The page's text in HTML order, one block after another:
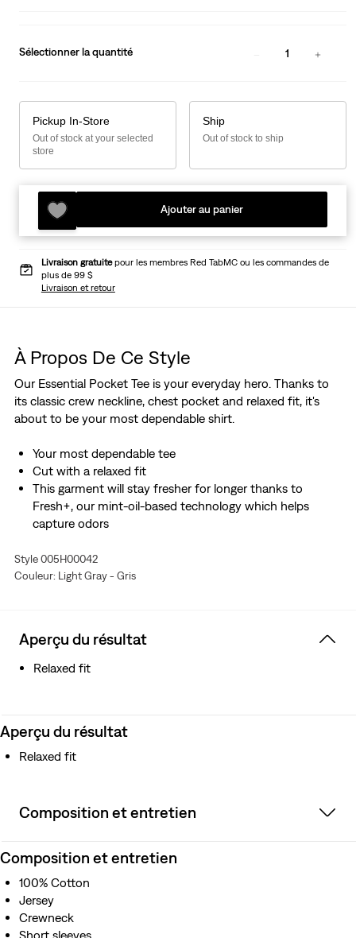
Sélectionner la quantité 1
Pickup In-Store
Out of stock at your selected
store
Ship
Out of stock to ship
Ajouter au panier
Livraison gratuitepour les membres Red TabMC ou les commandes de
plus de 99 $
Livraison et retour
À Propos De Ce Style
Our Essential Pocket Tee is your everyday hero. Thanks to
its classic crew neckline, chest pocket and relaxed fit, it's
about to be your most dependable shirt.
Your most dependable tee
Cut with a relaxed fit
This garment will stay fresher for longer thanks to
Fresh+, our mint-oil-based technology which helps
capture odors
Style 005H00042
Couleur: Light Gray - Gris
Aperçu du résultat
Relaxed fit
Aperçu du résultat
Relaxed fit
Composition et entretien
Composition et entretien
100% Cotton
Jersey
Crewneck
Short sleeves